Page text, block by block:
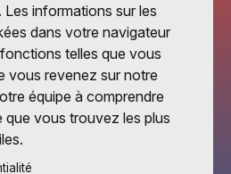
Les informations sur les
dans votre navigateur
telles que vous
vous revenez sur notre
équipe à comprendre
que vous trouvez les plus